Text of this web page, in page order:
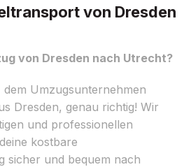
von Dresden
von Dresden nach Utrecht?
Umzugsunternehmen
Dresden, genau richtig! Wir
und professionellen
kostbare
sicher und bequem nach